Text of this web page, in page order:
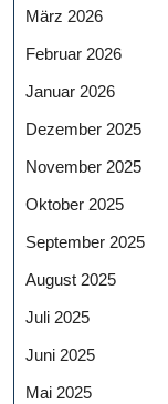
März 2026
Februar 2026
Januar 2026
Dezember 2025
November 2025
Oktober 2025
September 2025
August 2025
Juli 2025
Juni 2025
Mai 2025